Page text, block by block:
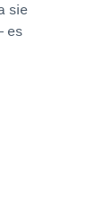
sie
es